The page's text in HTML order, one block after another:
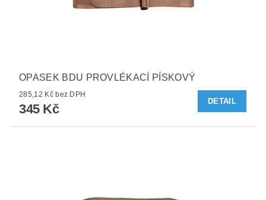
OPASEK BDU PROVLÉKACÍ PÍSKOVÝ
285,12 Kč bez DPH
345 Kč
DETAIL